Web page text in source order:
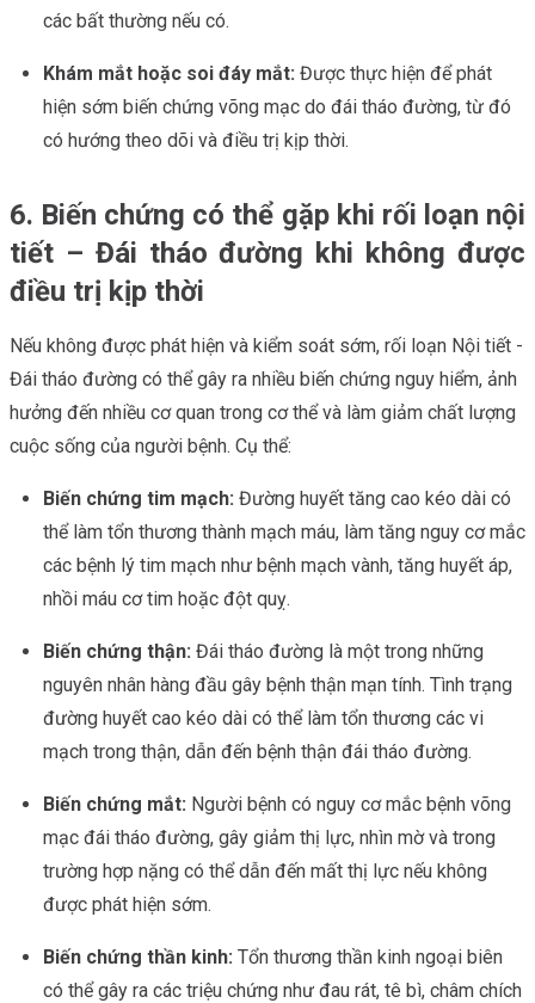
các bất thường nếu có.
Khám mắt hoặc soi đáy mắt: Được thực hiện để phát
hiện sớm biến chứng võng mạc do đái tháo đường, từ đó
có hướng theo dõi và điều trị kịp thời.
6. Biến chứng có thể gặp khi rối loạn nội
tiết – Đái tháo đường khi không được
điều trị kịp thời
Nếu không được phát hiện và kiểm soát sớm, rối loạn Nội tiết -
Đái tháo đường có thể gây ra nhiều biến chứng nguy hiểm, ảnh
hưởng đến nhiều cơ quan trong cơ thể và làm giảm chất lượng
cuộc sống của người bệnh. Cụ thể:
Biến chứng tim mạch: Đường huyết tăng cao kéo dài có
thể làm tổn thương thành mạch máu, làm tăng nguy cơ mắc
các bệnh lý tim mạch như bệnh mạch vành, tăng huyết áp,
nhồi máu cơ tim hoặc đột quỵ.
Biến chứng thận: Đái tháo đường là một trong những
nguyên nhân hàng đầu gây bệnh thận mạn tính. Tình trạng
đường huyết cao kéo dài có thể làm tổn thương các vi
mạch trong thận, dẫn đến bệnh thận đái tháo đường.
Biến chứng mắt: Người bệnh có nguy cơ mắc bệnh võng
mạc đái tháo đường, gây giảm thị lực, nhìn mờ và trong
trường hợp nặng có thể dẫn đến mất thị lực nếu không
được phát hiện sớm.
Biến chứng thần kinh: Tổn thương thần kinh ngoại biên
có thể gây ra các triệu chứng như đau rát, tê bì, châm chích